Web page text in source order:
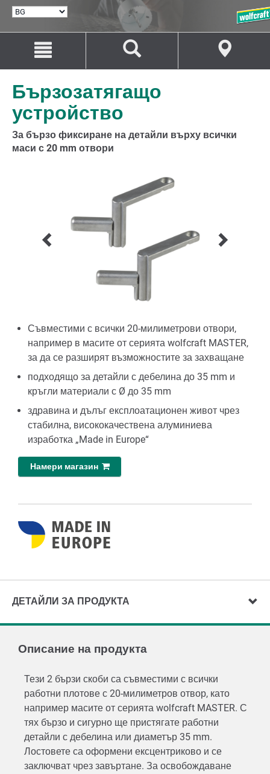
ИЗБИРАНЕ
ЕЗИК
Преминаване
съдържанието
Преминаване
навигацията
Бързозатягащо
устройство
За бързо фиксиране на детайли върху всички
маси с 20 mm отвори
Съвместими с всички 20-милиметрови отвори,
например в масите от серията wolfcraft MASTER,
за да се разширят възможностите за захващане
подходящо за детайли с дебелина до 35 mm и
кръгли материали с Ø до 35 mm
здравина и дълъг експлоатационен живот чрез
стабилна, висококачествена алуминиева
изработка „Made in Europe“
Намери магазин
ДЕТАЙЛИ ЗА ПРОДУКТА
Описание на продукта
Тези 2 бързи скоби са съвместими с всички
работни плотове с 20-милиметров отвор, като
например масите от серията wolfcraft MASTER. С
тях бързо и сигурно ще пристягате работни
детайли с дебелина или диаметър 35 mm.
Лостовете са оформени ексцентриково и се
заключват чрез завъртане. За освобождаване